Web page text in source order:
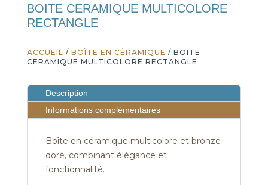
BOITE CERAMIQUE MULTICOLORE
RECTANGLE
ACCUEIL / BOÎTE EN CÉRAMIQUE / BOITE
CERAMIQUE MULTICOLORE RECTANGLE
Description
Informations complémentaires
Boîte en céramique multicolore et bronze
doré, combinant élégance et
fonctionnalité.